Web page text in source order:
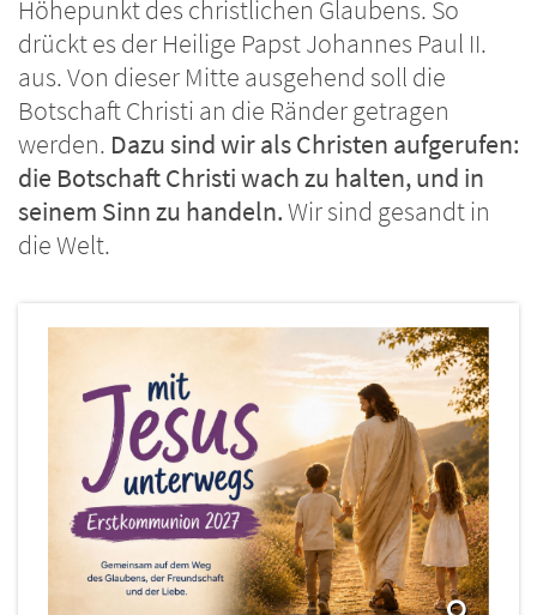
Höhepunkt des christlichen Glaubens. So
drückt es der Heilige Papst Johannes Paul II.
aus. Von dieser Mitte ausgehend soll die
Botschaft Christi an die Ränder getragen
werden. Dazu sind wir als Christen aufgerufen:
die Botschaft Christi wach zu halten, und in
seinem Sinn zu handeln.Wir sind gesandt in
die Welt.